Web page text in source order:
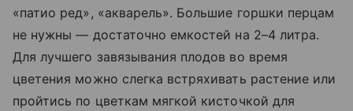
«патио ред», «акварель». Большие горшки перцам
не нужны — достаточно емкостей на 2–4 литра.
Для лучшего завязывания плодов во время
цветения можно слегка встряхивать растение или
пройтись по цветкам мягкой кисточкой для